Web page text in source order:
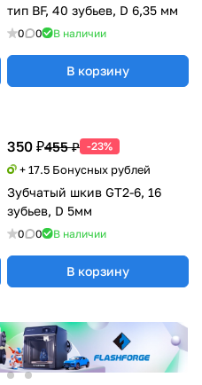
тип BF, 40 зубьев, D 6,35 мм
0 0 В наличии
В корзину
350 ₽455 ₽ -23%
+ 17.5 Бонусных рублей
Зубчатый шкив GT2-6, 16
зубьев, D 5мм
0 0 В наличии
В корзину